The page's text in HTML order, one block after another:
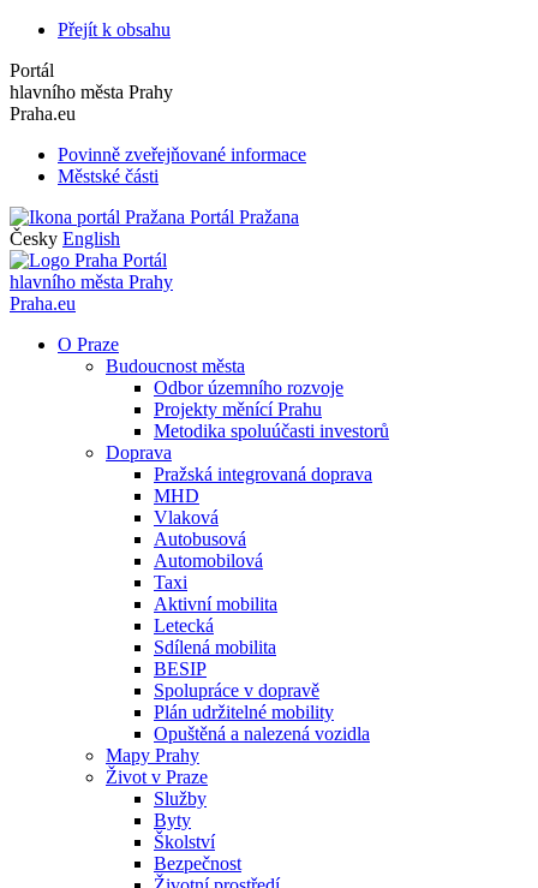
Přejít k obsahu
Portál
hlavního města Prahy
Praha.eu
Povinně zveřejňované informace
Městské části
Portál Pražana
Česky English
Portál
hlavního města Prahy
Praha.eu
O Praze
Budoucnost města
Odbor územního rozvoje
Projekty měnící Prahu
Metodika spoluúčasti investorů
Doprava
Pražská integrovaná doprava
MHD
Vlaková
Autobusová
Automobilová
Taxi
Aktivní mobilita
Letecká
Sdílená mobilita
BESIP
Spolupráce v dopravě
Plán udržitelné mobility
Opuštěná a nalezená vozidla
Mapy Prahy
Život v Praze
Služby
Byty
Školství
Bezpečnost